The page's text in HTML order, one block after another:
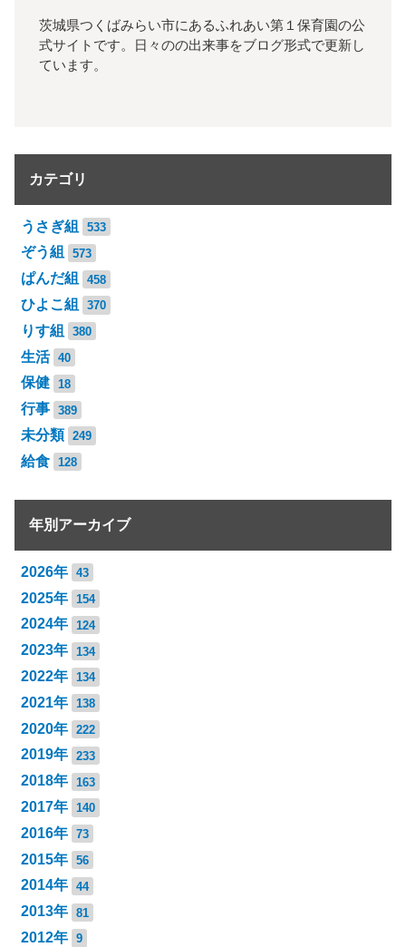
茨城県つくばみらい市にあるふれあい第１保育園の公
式サイトです。日々のの出来事をブログ形式で更新し
ています。
カテゴリ
うさぎ組 533
ぞう組 573
ぱんだ組 458
ひよこ組 370
りす組 380
生活 40
保健 18
行事 389
未分類 249
給食 128
年別アーカイブ
2026年 43
2025年 154
2024年 124
2023年 134
2022年 134
2021年 138
2020年 222
2019年 233
2018年 163
2017年 140
2016年 73
2015年 56
2014年 44
2013年 81
2012年 9